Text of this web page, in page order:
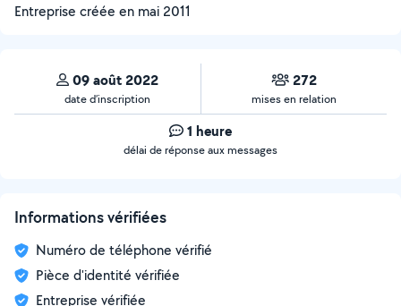
Entreprise créée en mai 2011
09 août 2022
date d’inscription
272
mises en relation
1 heure
délai de réponse aux messages
Informations vérifiées
Numéro de téléphone vérifié
Pièce d'identité vérifiée
Entreprise vérifiée